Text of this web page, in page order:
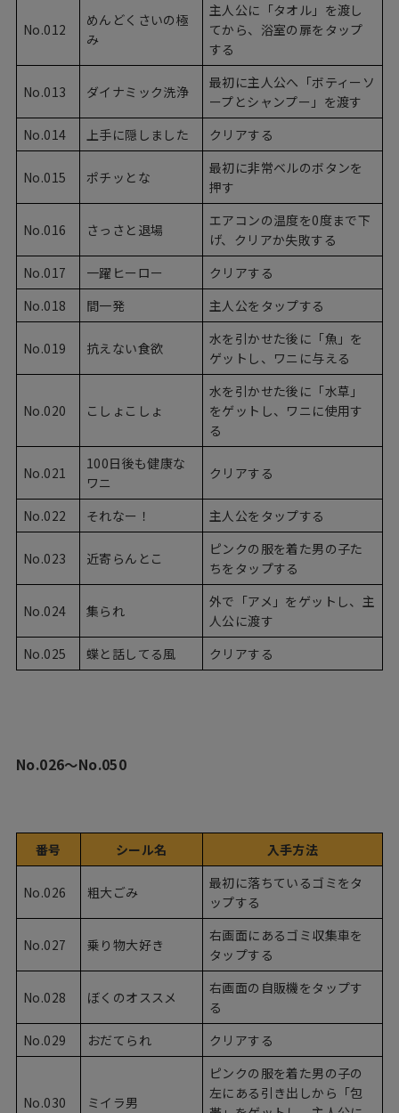
No.012
めんどくさいの極
み
主人公に「タオル」を渡し
てから、浴室の扉をタップ
する
No.013 ダイナミック洗浄
最初に主人公へ「ボティーソ
ープとシャンプー」を渡す
No.014
上手に隠しました クリアする
No.015 ポチッとな
最初に非常ベルのボタンを
押す
No.016 さっさと退場
エアコンの温度を0度まで下
げ、クリアか失敗する
No.017
一躍ヒーロー
クリアする
No.018
間一発 主人公をタップする
No.019 抗えない食欲
水を引かせた後に「魚」を
ゲットし、ワニに与える
No.020 こしょこしょ
水を引かせた後に「水草」
をゲットし、ワニに使用す
る
No.021
100日後も健康な
ワニ
クリアする
No.022 それなー！ 主人公をタップする
No.023 近寄らんとこ
ピンクの服を着た男の子た
ちをタップする
No.024 集られ
外で「アメ」をゲットし、主
人公に渡す
No.025
蝶と話してる風 クリアする
No.026〜No.050
番号 シール名 入手方法
No.026 粗大ごみ
最初に落ちているゴミをタ
ップする
No.027 乗り物大好き
右画面にあるゴミ収集車を
タップする
No.028 ぼくのオススメ
右画面の自販機をタップす
る
No.029
おだてられ クリアする
No.030 ミイラ男
ピンクの服を着た男の子の
左にある引き出しから「包